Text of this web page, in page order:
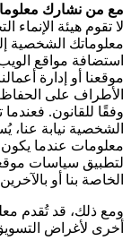
مع من نشارك
لا تقوم هيئة الإنماء
معلوماتك الشخصية
استضافة مواقع
موقعنا أو إدارة
الأطراف على
وفقًا للقانون.
الشخصية نيابة عنا،
معلومات عندما يكون
لتطبيق سياسات
الخاصة بنا أو
ومع ذلك، قد تُقدم
أخرى لأغراض